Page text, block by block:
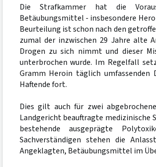
Die Strafkammer hat die
Betäubungsmittel - insbesondere
Beurteilung ist schon nach den
zumal der inzwischen 29 Jahre alte
Drogen zu sich nimmt und dieser
unterbrochen wurde. Im Regelfall
Gramm Heroin täglich
Haftende fort.
Dies gilt auch für zwei
Landgericht beauftragte medizinische
bestehende ausgeprägte
Sachverständigen stehen die
Angeklagten, Betäubungsmittel im